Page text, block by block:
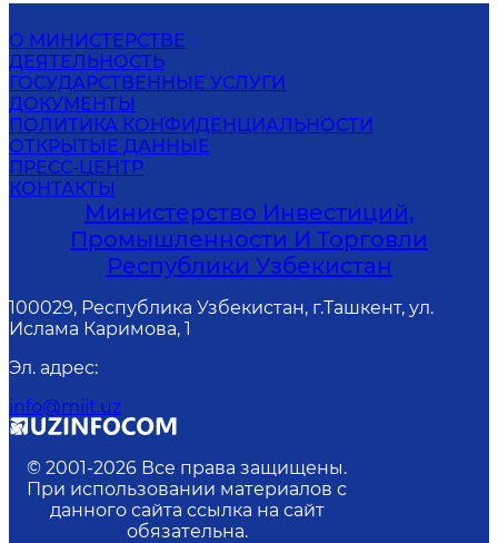
О МИНИСТЕРСТВЕ
ДЕЯТЕЛЬНОСТЬ
ГОСУДАРСТВЕННЫЕ УСЛУГИ
ДОКУМЕНТЫ
ПОЛИТИКА КОНФИДЕНЦИАЛЬНОСТИ
ОТКРЫТЫЕ ДАННЫЕ
ПРЕСС-ЦЕНТР
КОНТАКТЫ
Министерство Инвестиций,
Промышленности И Торговли
Республики Узбекистан
100029, Республика Узбекистан, г.Ташкент, ул.
Ислама Каримова, 1
Эл. адрес:
info@miit.uz
© 2001-2026 Все права защищены.
При использовании материалов с
данного сайта ссылка на сайт
обязательна.